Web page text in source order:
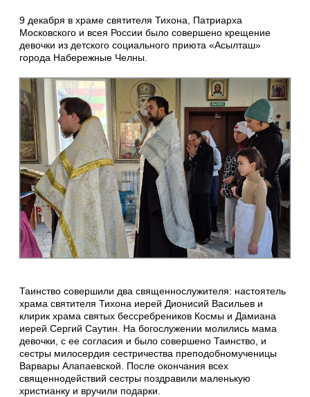
9 декабря в храме святителя Тихона, Патриарха
Московского и всея России было совершено крещение
девочки из детского социального приюта «Асылташ»
города Набережные Челны.
Таинство совершили два священнослужителя: настоятель
храма святителя Тихона иерей Дионисий Васильев и
клирик храма святых бессребреников Космы и Дамиана
иерей Сергий Саутин. На богослужении молились мама
девочки, с ее согласия и было совершено Таинство, и
сестры милосердия сестричества преподобномученицы
Варвары Алапаевской. После окончания всех
священнодействий сестры поздравили маленькую
христианку и вручили подарки.